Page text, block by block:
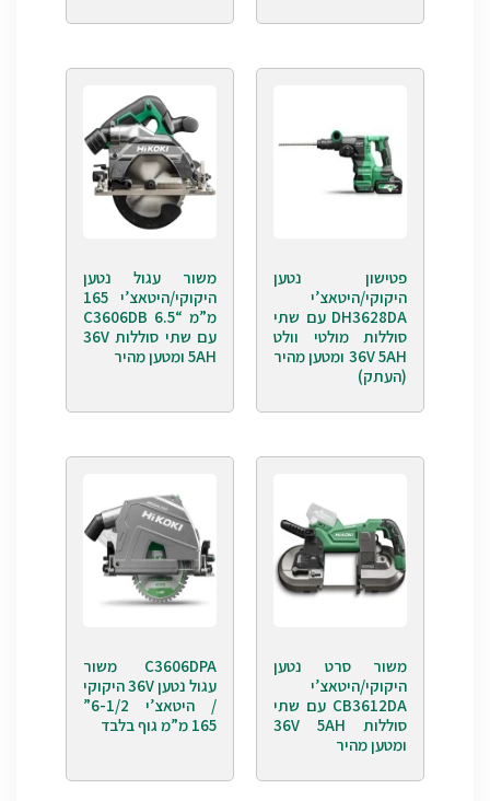
פטישון נטען
היקוקי/היטאצ’י
DH3628DA עם שתי
סוללות מולטי וולט
36V 5AH ומטען מהיר
(העתק)
משור עגול נטען
היקוקי/היטאצ’י 165
מ”מ “6.5 C3606DB
עם שתי סוללות 36V
5AH ומטען מהיר
משור סרט נטען
היקוקי/היטאצ’י
CB3612DA עם שתי
סוללות 36V 5AH
ומטען מהיר
C3606DPA משור
עגול נטען 36V היקוקי
/ היטאצ’י 6-1/2”
165 מ”מ גוף בלבד